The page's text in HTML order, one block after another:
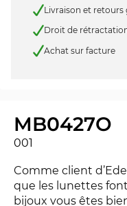
Livraison et retours
Droit de
Achat sur facture
MB0427O
001
Comme client
que les lunettes
bijoux vous êtes